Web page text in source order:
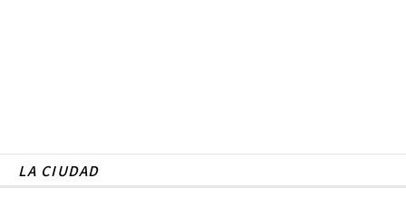
LA CIUDAD